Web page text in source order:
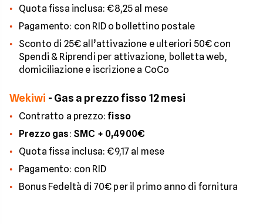
Quota fissa inclusa: €8,25 al mese
Pagamento: con RID o bollettino postale
Sconto di 25€ all’attivazione e ulteriori 50€ con
Spendi & Riprendi per attivazione, bolletta web,
domiciliazione e iscrizione a CoCo
Wekiwi - Gas a prezzo fisso 12 mesi
Contratto a prezzo:fisso
Prezzo gas: SMC + 0,4900€
Quota fissa inclusa: €9,17 al mese
Pagamento: con RID
Bonus Fedeltà di 70€ per il primo anno di fornitura